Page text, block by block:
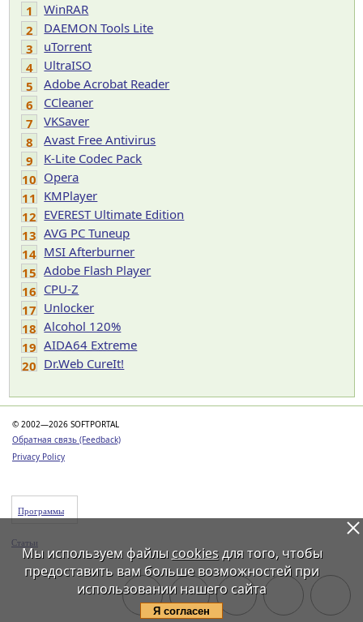
1
WinRAR
2
DAEMON Tools Lite
3
uTorrent
4
UltraISO
5
Adobe Acrobat Reader
6
CCleaner
7
VKSaver
8
Avast Free Antivirus
9
K-Lite Codec Pack
10 Opera
11 KMPlayer
12 EVEREST Ultimate Edition
13 AVG PC Tuneup
14 MSI Afterburner
15 Adobe Flash Player
16 CPU-Z
17 Unlocker
18 Alcohol 120%
19 AIDA64 Extreme
20 Dr.Web CureIt!
© 2002—2026 SOFTPORTAL
Обратная связь (Feedback)
Privacy Policy
Программы
Статьи
Мы используем файлы cookiesдля того, чтобы
предоставить вам больше возможностей при
использовании нашего сайта